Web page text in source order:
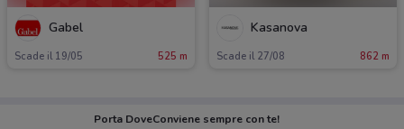
Gabel
Scade il 19/05 525 m
Kasanova
Scade il 27/08 862 m
Porta DoveConviene sempre con te!